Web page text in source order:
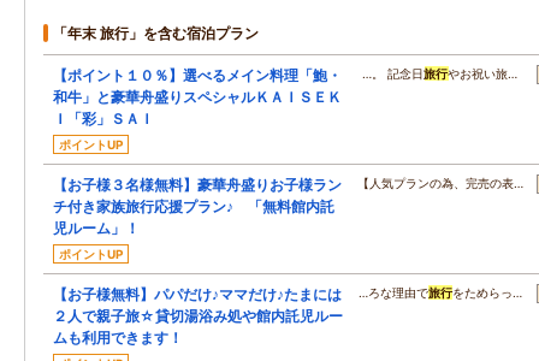
「年末 旅行」を含む宿泊プラン
【ポイント１０％】選べるメイン料理「鮑・
和牛」と豪華舟盛りスペシャルＫＡＩＳＥＫ
Ｉ「彩」ＳＡＩ
ポイントUP
…。 記念日旅行やお祝い旅…
【お子様３名様無料】豪華舟盛りお子様ラン
チ付き家族旅行応援プラン♪ 「無料館内託
児ルーム」！
ポイントUP
【人気プランの為、完売の表…
【お子様無料】パパだけ♪ママだけ♪たまには
２人で親子旅☆貸切湯浴み処や館内託児ルー
ムも利用できます！
…ろな理由で旅行をためらっ…